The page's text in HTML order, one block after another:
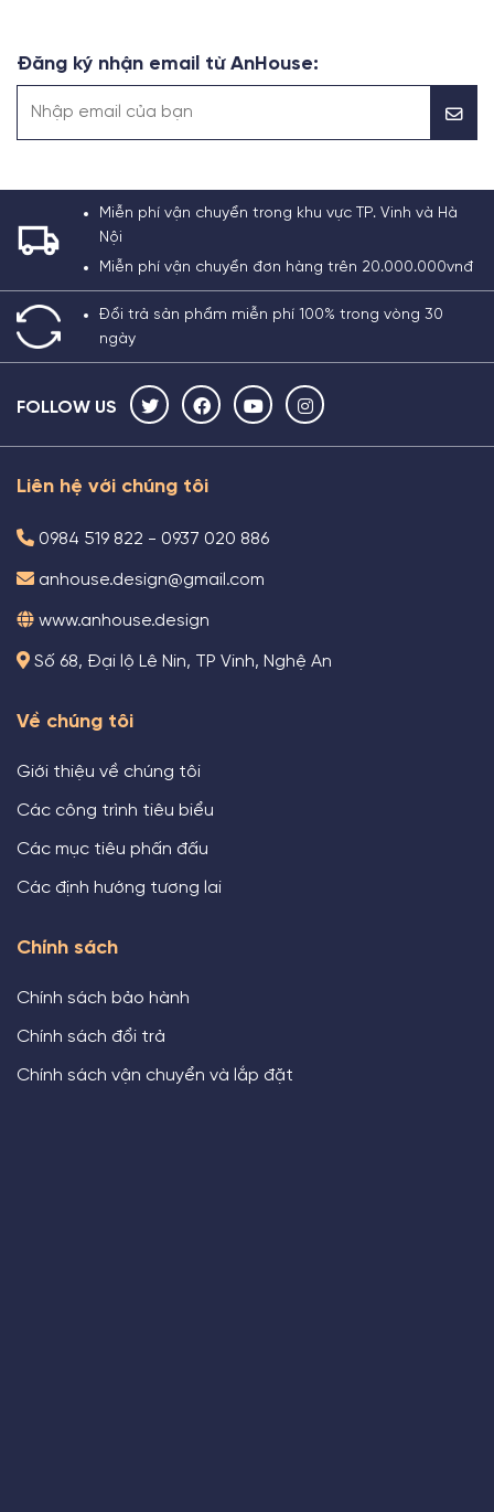
Đăng ký nhận email từ AnHouse:
Miễn phí vận chuyển trong khu vực TP. Vinh và Hà
Nội
Miễn phí vận chuyển đơn hàng trên 20.000.000vnđ
Đổi trả sản phẩm miễn phí 100% trong vòng 30
ngày
FOLLOW US
Liên hệ với chúng tôi
0984 519 822 - 0937 020 886
anhouse.design@gmail.com
www.anhouse.design
Số 68, Đại lộ Lê Nin, TP Vinh, Nghệ An
Về chúng tôi
Giới thiệu về chúng tôi
Các công trình tiêu biểu
Các mục tiêu phấn đấu
Các định hướng tương lai
Chính sách
Chính sách bảo hành
Chính sách đổi trả
Chính sách vận chuyển và lắp đặt